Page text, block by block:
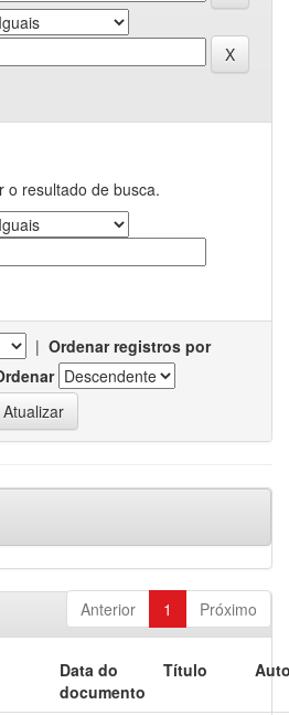
o resultado de busca.
| Ordenar registros por
Anterior 1 Próximo
Data do
documento
Título